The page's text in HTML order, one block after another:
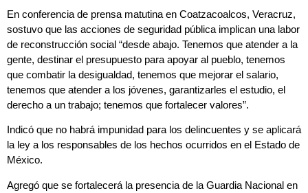
En conferencia de prensa matutina en Coatzacoalcos, Veracruz,
sostuvo que las acciones de seguridad pública implican una labor
de reconstrucción social “desde abajo. Tenemos que atender a la
gente, destinar el presupuesto para apoyar al pueblo, tenemos
que combatir la desigualdad, tenemos que mejorar el salario,
tenemos que atender a los jóvenes, garantizarles el estudio, el
derecho a un trabajo; tenemos que fortalecer valores”.
Indicó que no habrá impunidad para los delincuentes y se aplicará
la ley a los responsables de los hechos ocurridos en el Estado de
México.
Agregó que se fortalecerá la presencia de la Guardia Nacional en